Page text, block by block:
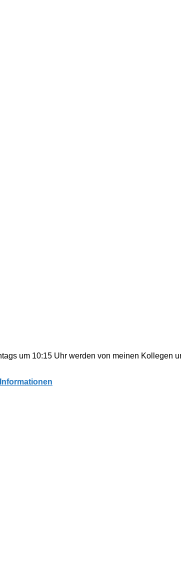
um 10:15 Uhr werden von meinen Kollegen